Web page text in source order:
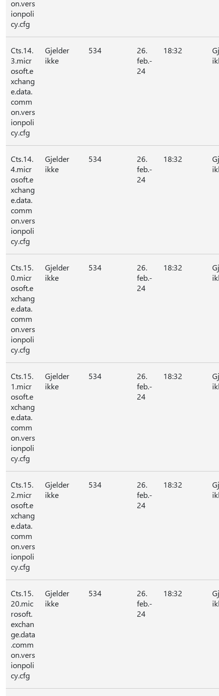
on.vers
ionpoli
cy.cfg
Cts.14.
3.micr
osoft.e
xchang
e.data.
comm
on.vers
ionpoli
cy.cfg
Gjelder
ikke
534
26.
feb.-
24
18:32
Cts.14.
4.micr
osoft.e
xchang
e.data.
comm
on.vers
ionpoli
cy.cfg
Gjelder
ikke
534
26.
feb.-
24
18:32
Cts.15.
0.micr
osoft.e
xchang
e.data.
comm
on.vers
ionpoli
cy.cfg
Gjelder
ikke
534
26.
feb.-
24
18:32
Cts.15.
1.micr
osoft.e
xchang
e.data.
comm
on.vers
ionpoli
cy.cfg
Gjelder
ikke
534
26.
feb.-
24
18:32
Cts.15.
2.micr
osoft.e
xchang
e.data.
comm
on.vers
ionpoli
cy.cfg
Gjelder
ikke
534
26.
feb.-
24
18:32
Cts.15.
20.mic
rosoft.
exchan
ge.data
.comm
on.vers
ionpoli
cy.cfg
Gjelder
ikke
534
26.
feb.-
24
18:32